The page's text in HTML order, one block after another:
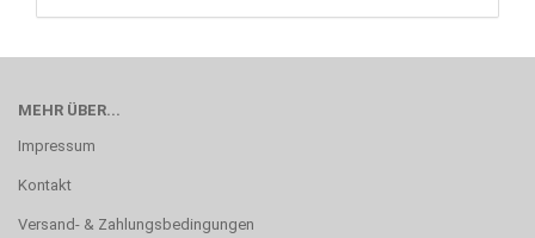
MEHR ÜBER...
Impressum
Kontakt
Versand- & Zahlungsbedingungen